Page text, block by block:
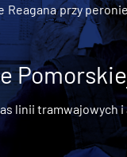
przy
linii tramwajowych i